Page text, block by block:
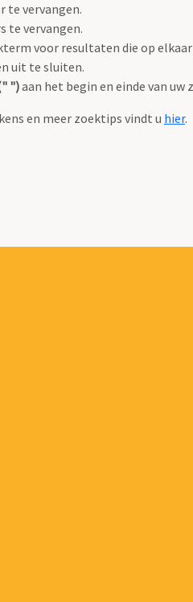
te vervangen.
te vervangen.
voor resultaten die op
uit te sluiten.
")aan het begin en einde van
en meer zoektips vindt u hier.